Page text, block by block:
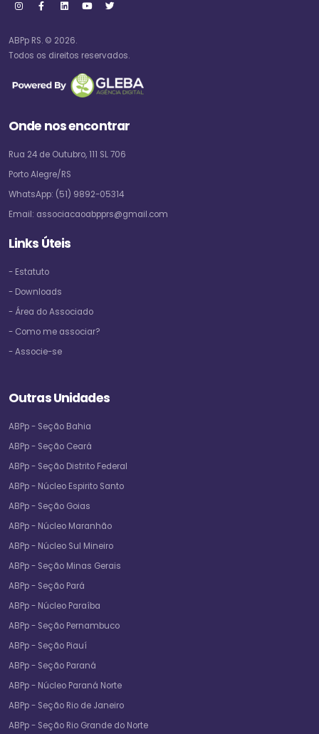
ABPp RS. © 2026.
Todos os direitos reservados.
Onde nos encontrar
Rua 24 de Outubro, 111 SL 706
Porto Alegre/RS
WhatsApp: (51) 9892-05314
Email: associacaoabpprs@gmail.com
Links Úteis
- Estatuto
- Downloads
- Área do Associado
- Como me associar?
- Associe-se
Outras Unidades
ABPp - Seção Bahia
ABPp - Seção Ceará
ABPp - Seção Distrito Federal
ABPp - Núcleo Espirito Santo
ABPp - Seção Goias
ABPp - Núcleo Maranhão
ABPp - Núcleo Sul Mineiro
ABPp - Seção Minas Gerais
ABPp - Seção Pará
ABPp - Núcleo Paraíba
ABPp - Seção Pernambuco
ABPp - Seção Piauí
ABPp - Seção Paraná
ABPp - Núcleo Paraná Norte
ABPp - Seção Rio de Janeiro
ABPp - Seção Rio Grande do Norte